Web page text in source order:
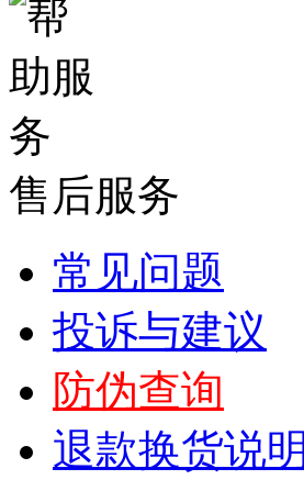
售后服务
常见问题
投诉与建议
防伪查询
退款换货说明